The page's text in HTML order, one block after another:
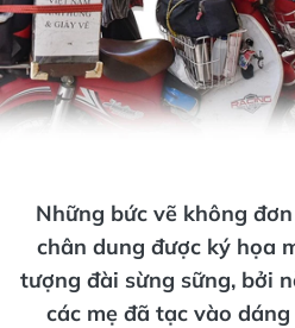
Những bức vẽ không
chân dung được ký họa
tượng đài sừng sững, bởi
các mẹ đã tạc vào